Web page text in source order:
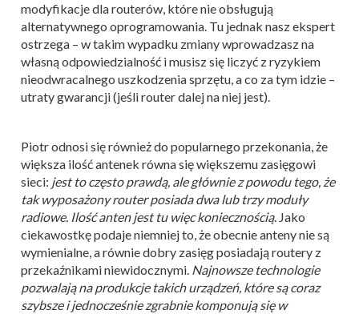
modyfikacje dla routerów, które nie obsługują
alternatywnego oprogramowania. Tu jednak nasz ekspert
ostrzega – w takim wypadku zmiany wprowadzasz na
własną odpowiedzialność i musisz się liczyć z ryzykiem
nieodwracalnego uszkodzenia sprzętu, a co za tym idzie –
utraty gwarancji (jeśli router dalej na niej jest).
Piotr odnosi się również do popularnego przekonania, że
większa ilość antenek równa się większemu zasięgowi
sieci: jest to często prawdą, ale głównie z powodu tego, że
tak wyposażony router posiada dwa lub trzy moduły
radiowe. Ilość anten jest tu więc koniecznością. Jako
ciekawostkę podaje niemniej to, że obecnie anteny nie są
wymienialne, a równie dobry zasięg posiadają routery z
przekaźnikami niewidocznymi. Najnowsze technologie
pozwalają na produkcje takich urządzeń, które są coraz
szybsze i jednocześnie zgrabnie komponują się w